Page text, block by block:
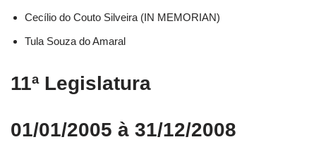
Cecílio do Couto Silveira (IN MEMORIAN)
Tula Souza do Amaral
11ª Legislatura
01/01/2005 à 31/12/2008